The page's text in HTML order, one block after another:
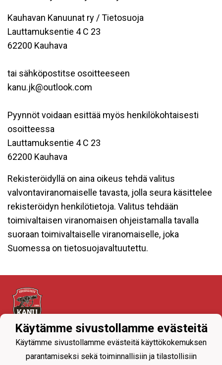
Kauhavan Kanuunat ry / Tietosuoja
Lauttamuksentie 4 C 23
62200 Kauhava
tai sähköpostitse osoitteeseen
kanu.jk@outlook.com
Pyynnöt voidaan esittää myös henkilökohtaisesti
osoitteessa
Lauttamuksentie 4 C 23
62200 Kauhava
Rekisteröidyllä on aina oikeus tehdä valitus
valvontaviranomaiselle tavasta, jolla seura käsittelee
rekisteröidyn henkilötietoja. Valitus tehdään
toimivaltaisen viranomaisen ohjeistamalla tavalla
suoraan toimivaltaiselle viranomaiselle, joka
Suomessa on tietosuojavaltuutettu.
Tietosuojaseloste
Käytämme sivustollamme evästeitä
Käytämme sivustollamme evästeitä käyttökokemuksen
parantamiseksi sekä toiminnallisiin ja tilastollisiin